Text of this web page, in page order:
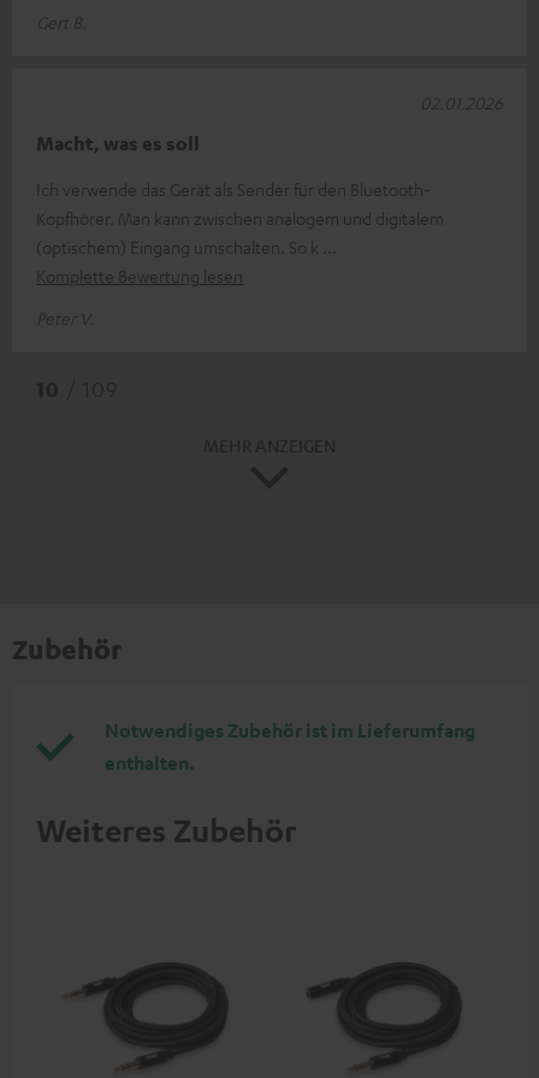
Gert B.
Macht, was es soll
Ich verwende das Gerät als Sender für den Bluetooth-
Kopfhörer. Man kann zwischen analogem und digitalem
(optischem) Eingang umschalten. So k
Komplette Bewertung lesen
Peter V.
02.01.2026
Zubehör
Notwendiges Zubehör ist im Lieferumfang
enthalten.
Weiteres Zubehör